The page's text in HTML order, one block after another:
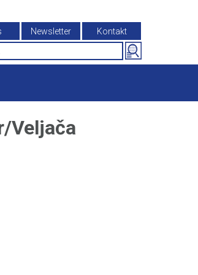
Newsletter
Kontakt
Search
for:
Veljača